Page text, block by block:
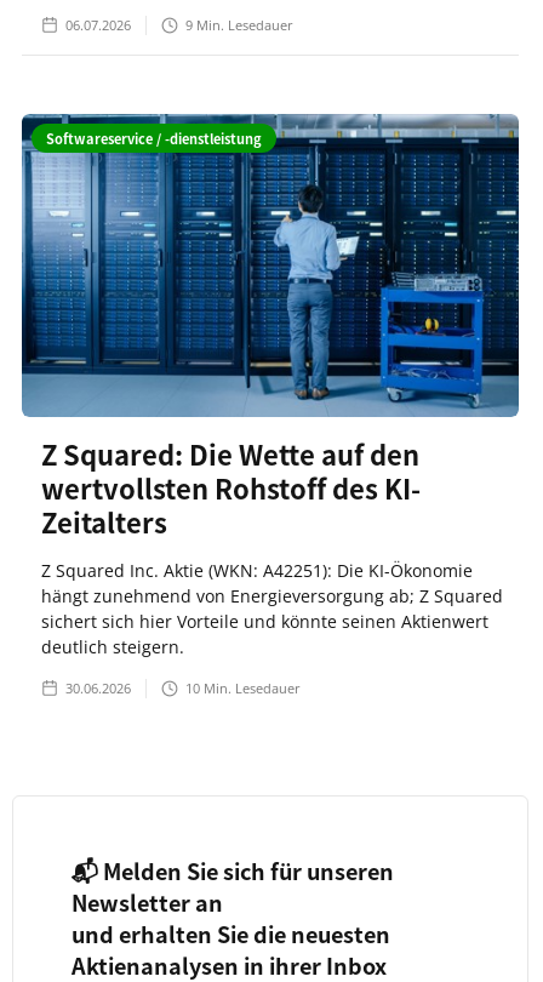
06.07.2026 9 Min. Lesedauer
Softwareservice / -dienstleistung
Z Squared: Die Wette auf den
wertvollsten Rohstoff des KI-
Zeitalters
Z Squared Inc. Aktie (WKN: A42251): Die KI-Ökonomie
hängt zunehmend von Energieversorgung ab; Z Squared
sichert sich hier Vorteile und könnte seinen Aktienwert
deutlich steigern.
30.06.2026 10 Min. Lesedauer
📬 Melden Sie sich für unseren
Newsletter an
und erhalten Sie die neuesten
Aktienanalysen in ihrer Inbox